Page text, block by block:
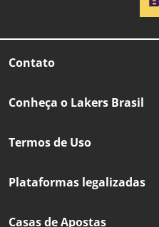
Contato
Conheça o Lakers Brasil
Termos de Uso
Plataformas legalizadas
Casas de Apostas